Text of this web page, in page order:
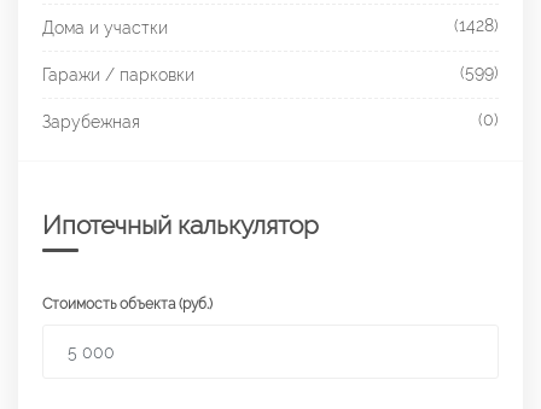
Дома и участки (1428)
Гаражи / парковки (599)
Зарубежная (0)
Ипотечный калькулятор
Стоимость объекта (руб.)